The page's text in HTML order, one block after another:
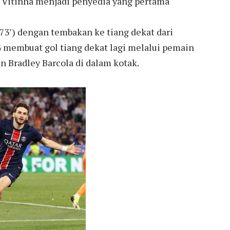
dengan tembakan ke tiang dekat dari
membuat gol tiang dekat lagi melalui pemain
Bradley Barcola di dalam kotak.